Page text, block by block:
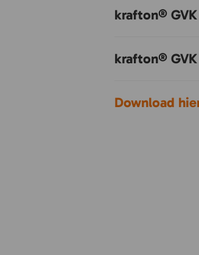
krafton®
krafton®
Download